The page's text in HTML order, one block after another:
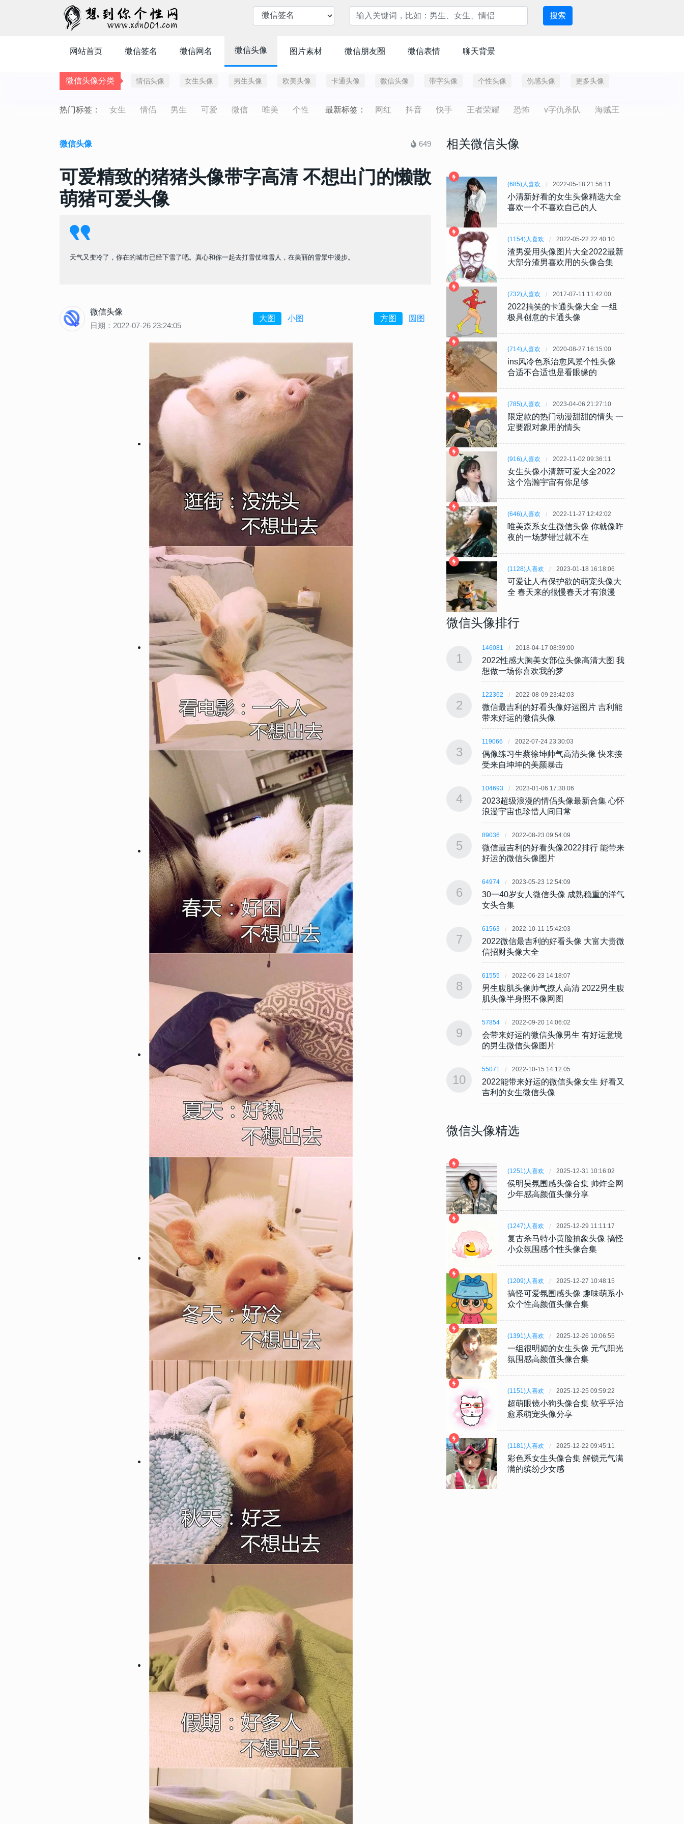
搜索
网站首页 微信签名 微信网名 微信头像 图片素材 微信朋友圈 微信表情 聊天背景
微信头像分类 情侣头像 女生头像 男生头像 欧美头像 卡通头像 微信头像 带字头像 个性头像 伤感头像 更多头像
热门标签： 女生 情侣 男生 可爱 微信 唯美 个性 最新标签： 网红 抖音 快手 王者荣耀 恐怖 v字仇杀队 海贼王
微信头像 649
可爱精致的猪猪头像带字高清 不想出门的懒散
萌猪可爱头像
天气又变冷了，你在的城市已经下雪了吧。真心和你一起去打雪仗堆雪人，在美丽的雪景中漫步。
微信头像
日期：2022-07-26 23:24:05
大图 小图 方图 圆图
相关微信头像
(685)人喜欢 2022-05-18 21:56:11
小清新好看的女生头像精选大全
喜欢一个不喜欢自己的人
(1154)人喜欢 2022-05-22 22:40:10
渣男爱用头像图片大全2022最新
大部分渣男喜欢用的头像合集
(732)人喜欢 2017-07-11 11:42:00
2022搞笑的卡通头像大全 一组
极具创意的卡通头像
(714)人喜欢 2020-08-27 16:15:00
ins风冷色系治愈风景个性头像
合适不合适也是看眼缘的
(785)人喜欢 2023-04-06 21:27:10
限定款的热门动漫甜甜的情头 一
定要跟对象用的情头
(916)人喜欢 2022-11-02 09:36:11
女生头像小清新可爱大全2022
这个浩瀚宇宙有你足够
(646)人喜欢 2022-11-27 12:42:02
唯美森系女生微信头像 你就像昨
夜的一场梦错过就不在
(1128)人喜欢 2023-01-18 16:18:06
可爱让人有保护欲的萌宠头像大
全 春天来的很慢春天才有浪漫
微信头像排行
146081 2018-04-17 08:39:00
2022性感大胸美女部位头像高清大图 我
想做一场你喜欢我的梦
微信最吉利的好看头像好运图片 吉利能
带来好运的微信头像
2022-07-24 23:30:03
偶像练习生蔡徐坤帅气高清头像 快来接
受来自坤坤的美颜暴击
2023-01-06 17:30:06
2023超级浪漫的情侣头像最新合集 心怀
浪漫宇宙也珍惜人间日常
2022-08-23 09:54:09
微信最吉利的好看头像2022排行 能带来
好运的微信头像图片
2023-05-23 12:54:09
30一40岁女人微信头像 成熟稳重的洋气
女头合集
2022-10-11 15:42:03
2022微信最吉利的好看头像 大富大贵微
信招财头像大全
男生腹肌头像帅气撩人高清 2022男生腹
肌头像半身照不像网图
2022-09-20 14:06:02
会带来好运的微信头像男生 有好运意境
的男生微信头像图片
2022-10-15 14:12:05
2022能带来好运的微信头像女生 好看又
吉利的女生微信头像
2018-04-17 08:39:00
2022性感大胸美女部位头像高清大图 我
2
122362
微信最吉利的好看头像好运图片 吉利能
带来好运的微信头像
3
119066
偶像练习生蔡徐坤帅气高清头像 快来接
受来自坤坤的美颜暴击
4
104693 2023-01-06 17:30:06
2023超级浪漫的情侣头像最新合集 心怀
浪漫宇宙也珍惜人间日常
5
89036 2022-08-23 09:54:09
微信最吉利的好看头像2022排行 能带来
好运的微信头像图片
6
64974 2023-05-23 12:54:09
30一40岁女人微信头像 成熟稳重的洋气
女头合集
7
61563 2022-10-11 15:42:03
2022微信最吉利的好看头像 大富大贵微
信招财头像大全
8
男生腹肌头像帅气撩人高清 2022男生腹
肌头像半身照不像网图
9
57854 2022-09-20 14:06:02
会带来好运的微信头像男生 有好运意境
的男生微信头像图片
10
55071 2022-10-15 14:12:05
2022能带来好运的微信头像女生 好看又
吉利的女生微信头像
1
146081 2018-04-17 08:39:00
2022性感大胸美女部位头像高清大图 我
想做一场你喜欢我的梦
2
122362 2022-08-09 23:42:03
微信最吉利的好看头像好运图片 吉利能
带来好运的微信头像
3
119066 2022-07-24 23:30:03
偶像练习生蔡徐坤帅气高清头像 快来接
受来自坤坤的美颜暴击
4
104693 2023-01-06 17:30:06
2023超级浪漫的情侣头像最新合集 心怀
浪漫宇宙也珍惜人间日常
5
89036 2022-08-23 09:54:09
微信最吉利的好看头像2022排行 能带来
好运的微信头像图片
6
64974 2023-05-23 12:54:09
30一40岁女人微信头像 成熟稳重的洋气
女头合集
7
61563 2022-10-11 15:42:03
2022微信最吉利的好看头像 大富大贵微
信招财头像大全
8
61555 2022-06-23 14:18:07
男生腹肌头像帅气撩人高清 2022男生腹
肌头像半身照不像网图
9
57854 2022-09-20 14:06:02
会带来好运的微信头像男生 有好运意境
的男生微信头像图片
10
55071 2022-10-15 14:12:05
2022能带来好运的微信头像女生 好看又
吉利的女生微信头像
微信头像精选
(1251)人喜欢 2025-12-31 10:16:02
侯明昊氛围感头像合集 帅炸全网
少年感高颜值头像分享
(1247)人喜欢 2025-12-29 11:11:17
复古杀马特小黄脸抽象头像 搞怪
小众氛围感个性头像合集
(1209)人喜欢 2025-12-27 10:48:15
搞怪可爱氛围感头像 趣味萌系小
众个性高颜值头像合集
(1391)人喜欢 2025-12-26 10:06:55
一组很明媚的女生头像 元气阳光
氛围感高颜值头像合集
(1151)人喜欢 2025-12-25 09:59:22
超萌眼镜小狗头像合集 软乎乎治
愈系萌宠头像分享
(1181)人喜欢 2025-12-22 09:45:11
彩色系女生头像合集 解锁元气满
满的缤纷少女感